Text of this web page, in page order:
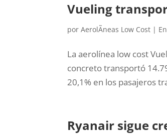
Vueling
porAerolÃ­neas Low Cost |
La aerolínea low cost
concreto transportó
20,1% en los pasajeros
Ryanair sigue